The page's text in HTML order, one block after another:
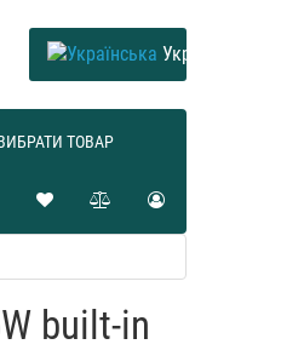
Українська
ТОВАР
built-in